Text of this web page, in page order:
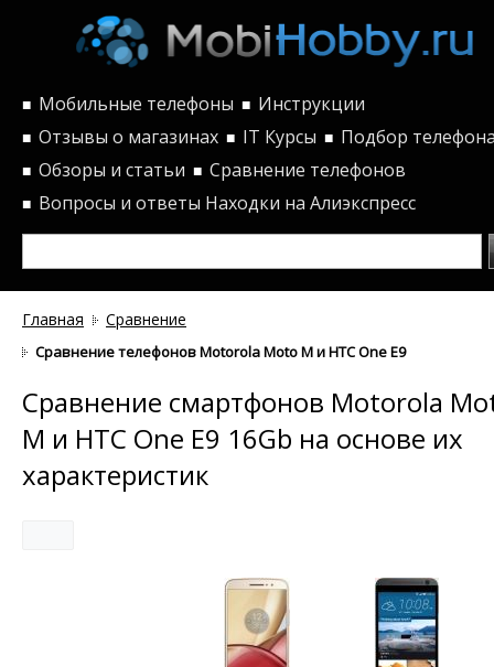
■ Мобильные телефоны ■ Инструкции
■ Отзывы о магазинах ■ IT Курсы ■ Подбор
■ Обзоры и статьи ■ Сравнение телефонов
■ Вопросы и ответы Находки на Алиэкспресс
Главная Сравнение
Сравнение телефонов Motorola Moto M и HTC One E9 16Gb по
Сравнение смартфонов Motorola
M и HTC One E9 16Gb на основе их
характеристик